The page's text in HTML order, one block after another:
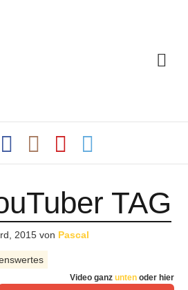
TAG
2015 von Pascal
Video ganz unten oder hier